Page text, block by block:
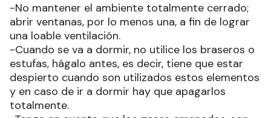
-No mantener el ambiente totalmente cerrado;
abrir ventanas, por lo menos una, a fin de lograr
una loable ventilación.
-Cuando se va a dormir, no utilice los braseros o
estufas, hágalo antes, es decir, tiene que estar
despierto cuando son utilizados estos elementos
y en caso de ir a dormir hay que apagarlos
totalmente.